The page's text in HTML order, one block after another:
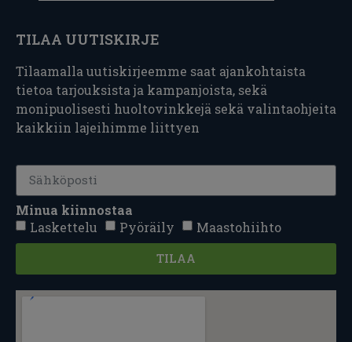
TILAA UUTISKIRJE
Tilaamalla uutiskirjeemme saat ajankohtaista
tietoa tarjouksista ja kampanjoista, sekä
monipuolisesti huoltovinkkejä sekä valintaohjeita
kaikkiin lajeihimme liittyen
Minua kiinnostaa
Laskettelu
Pyöräily Maastohiihto
TILAA